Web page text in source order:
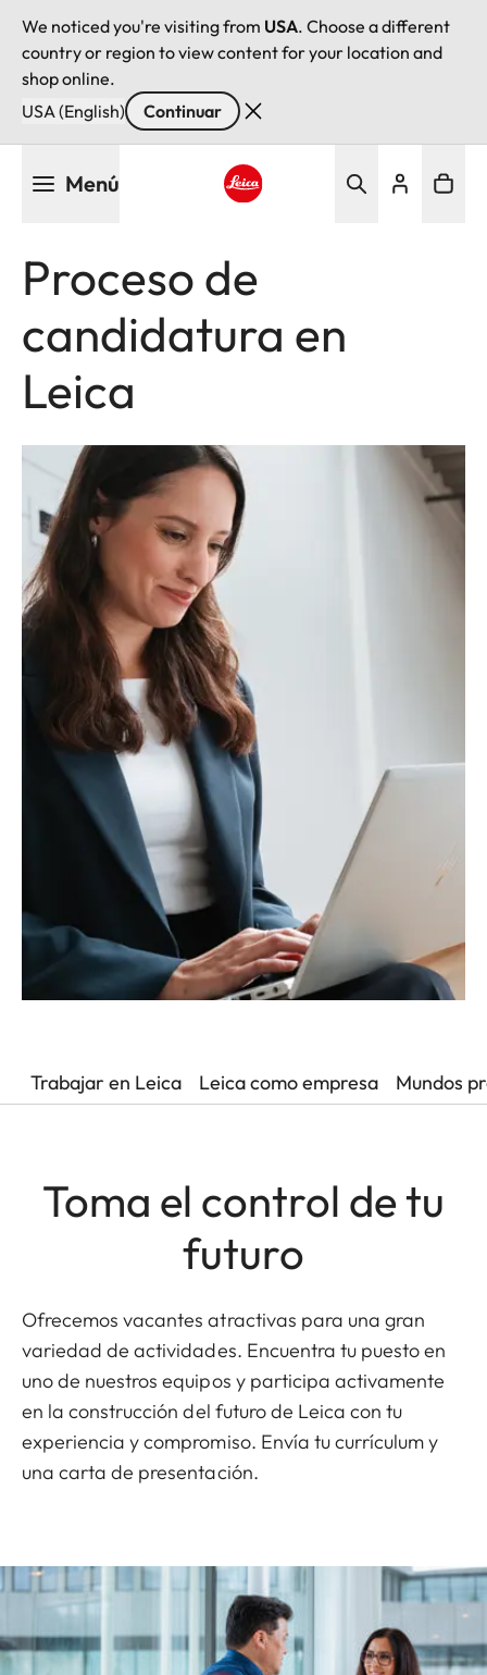
We noticed you're visiting from USA. Choose a different
country or region to view content for your location and
shop online.
USA (English)
Continuar
Menú
Proceso de
candidatura en
Leica
Trabajar en Leica Leica como empresa Mundos
Toma el control de tu
futuro
Ofrecemos vacantes atractivas para una gran
variedad de actividades. Encuentra tu puesto en
uno de nuestros equipos y participa activamente
en la construcción del futuro de Leica con tu
experiencia y compromiso. Envía tu currículum y
una carta de presentación.